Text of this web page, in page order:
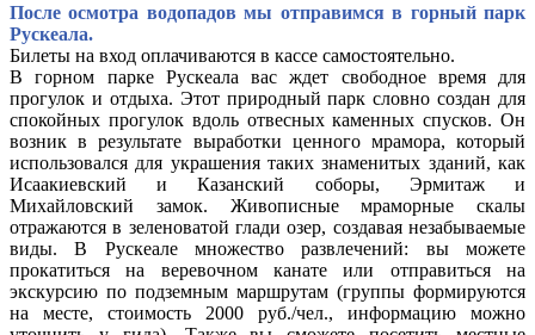
После осмотра водопадов мы отправимся в горный парк
Рускеала.
Билеты на вход оплачиваются в кассе самостоятельно.
В горном парке Рускеала вас ждет свободное время для
прогулок и отдыха. Этот природный парк словно создан для
спокойных прогулок вдоль отвесных каменных спусков. Он
возник в результате выработки ценного мрамора, который
использовался для украшения таких знаменитых зданий, как
Исаакиевский и Казанский соборы, Эрмитаж и
Михайловский замок. Живописные мраморные скалы
отражаются в зеленоватой глади озер, создавая незабываемые
виды. В Рускеале множество развлечений: вы можете
прокатиться на веревочном канате или отправиться на
экскурсию по подземным маршрутам (группы формируются
на месте, стоимость 2000 руб./чел., информацию можно